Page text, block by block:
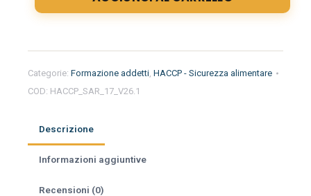
addetti
alimentare
regione
Sardegna
Pastificio
quantità
Categorie: Formazione addetti, HACCP - Sicurezza alimentare
COD: HACCP_SAR_17_V26.1
Descrizione
Informazioni aggiuntive
Recensioni (0)